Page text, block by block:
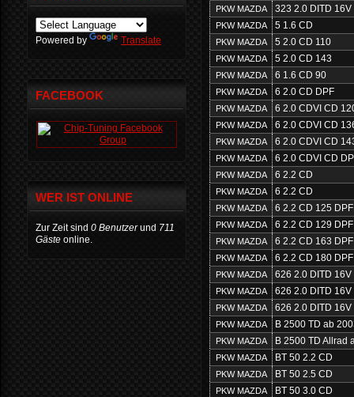
PKW MAZDA 323 2.0 DITD 16V
PKW MAZDA 5 1.6 CD
PKW MAZDA 5 2.0 CD 110
PKW MAZDA 5 2.0 CD 143
PKW MAZDA 6 1.6 CD 90
PKW MAZDA 6 2.0 CD DPF
PKW MAZDA 6 2.0 CDVI CD
PKW MAZDA 6 2.0 CDVI CD
PKW MAZDA 6 2.0 CDVI CD
PKW MAZDA 6 2.0 CDVI CD
PKW MAZDA 6 2.2 CD
PKW MAZDA 6 2.2 CD
PKW MAZDA 6 2.2 CD 125 DPF
PKW MAZDA 6 2.2 CD 129 DPF
PKW MAZDA 6 2.2 CD 163 DPF
PKW MAZDA 6 2.2 CD 180 DPF
PKW MAZDA 626 2.0 DITD 16V
PKW MAZDA 626 2.0 DITD 16V
PKW MAZDA 626 2.0 DITD 16V
PKW MAZDA B 2500 TD ab
PKW MAZDA B 2500 TD Allrad
PKW MAZDA BT 50 2.2 CD
PKW MAZDA BT 50 2.5 CD
PKW MAZDA BT 50 3.0 CD
Powered by Translate
FACEBOOK
WER IST ONLINE
Zur Zeit sind 0 Benutzerund 711
Gäste online.